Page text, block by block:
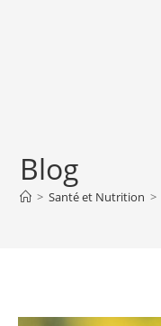
Blog
> Santé et Nutrition >